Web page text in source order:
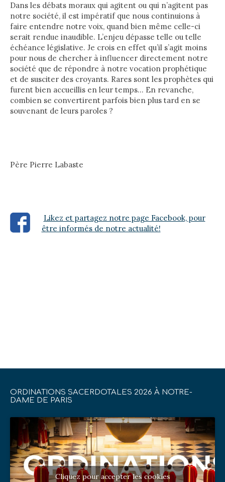
Dans les débats moraux qui agitent ou qui n’agitent pas
notre société, il est impératif que nous continuions à
faire entendre notre voix, quand bien même celle-ci
serait rendue inaudible. L’enjeu dépasse telle ou telle
échéance législative. Je crois en effet qu’il s’agit moins
pour nous de chercher à influencer directement notre
société que de répondre à notre vocation prophétique
et de susciter des croyants. Rares sont les prophètes qui
furent bien accueillis en leur temps… En revanche,
combien se convertirent parfois bien plus tard en se
souvenant de leurs paroles ?
Père Pierre Labaste
Likez et partagez notre page Facebook, pour
être informés de notre actualité!
ORDINATIONS SACERDOTALES 2026 À NOTRE-
DAME DE PARIS
Cliquez pour accepter les cookies